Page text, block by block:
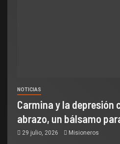
NOTICIAS
Carmina y la depresión
abrazo, un bálsamo
29 julio, 2026 Misioneros